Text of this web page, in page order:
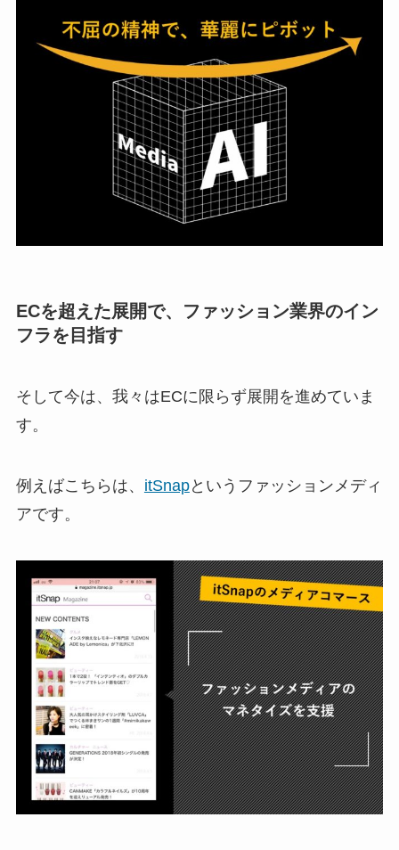
ECを超えた展開で、ファッション業界のイン
フラを目指す
そして今は、我々はECに限らず展開を進めていま
す。
例えばこちらは、 itSnapというファッションメディ
アです。